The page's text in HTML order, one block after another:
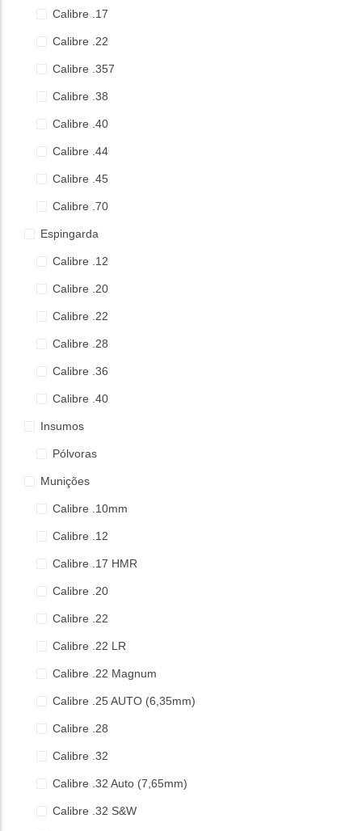
Calibre .9mmCalibre .17
Calibre .22
Calibre .357
Calibre .38
Calibre .40
Calibre .44
Calibre .45
Calibre .70
Espingarda
Calibre .12
Calibre .20
Calibre .22
Calibre .28
Calibre .36
Calibre .40
Insumos
Pólvoras
Munições
Calibre .10mm
Calibre .12
Calibre .17 HMR
Calibre .20
Calibre .22
Calibre .22 LR
Calibre .22 Magnum
Calibre .25 AUTO (6,35mm)
Calibre .28
Calibre .32
Calibre .32 Auto (7,65mm)
Calibre .32 S&W